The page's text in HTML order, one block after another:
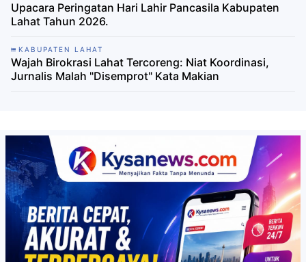
Upacara Peringatan Hari Lahir Pancasila Kabupaten
Lahat Tahun 2026.
KABUPATEN LAHAT
Wajah Birokrasi Lahat Tercoreng: Niat Koordinasi,
Jurnalis Malah "Disemprot" Kata Makian